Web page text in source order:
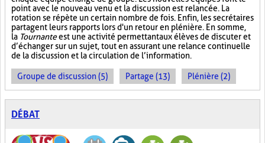
point avec le nouveau venu et la discussion est relancée. La
rotation se répète un certain nombre de fois. Enfin, les secrétaires
partagent leurs rapports lors d'un retour en plénière. En somme,
la Tournanteest une activité permettant aux élèves de discuter et
d’échanger sur un sujet, tout en assurant une relance continuelle
de la discussion et la circulation de l’information.
Groupe de discussion (5) Partage (13) Plénière (2)
DÉBAT